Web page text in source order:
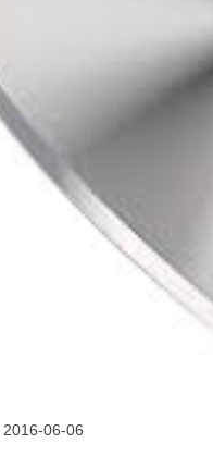
2016-06-06